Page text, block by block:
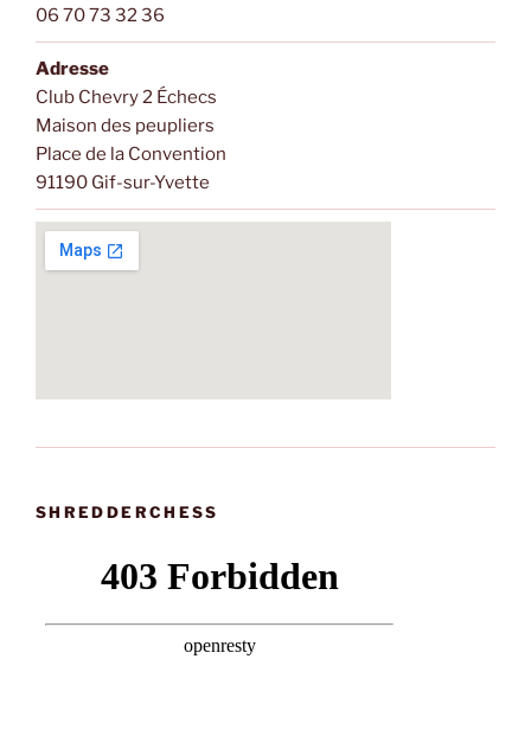
06 70 73 32 36
Adresse
Club Chevry 2 Échecs
Maison des peupliers
Place de la Convention
91190 Gif-sur-Yvette
SHREDDERCHESS